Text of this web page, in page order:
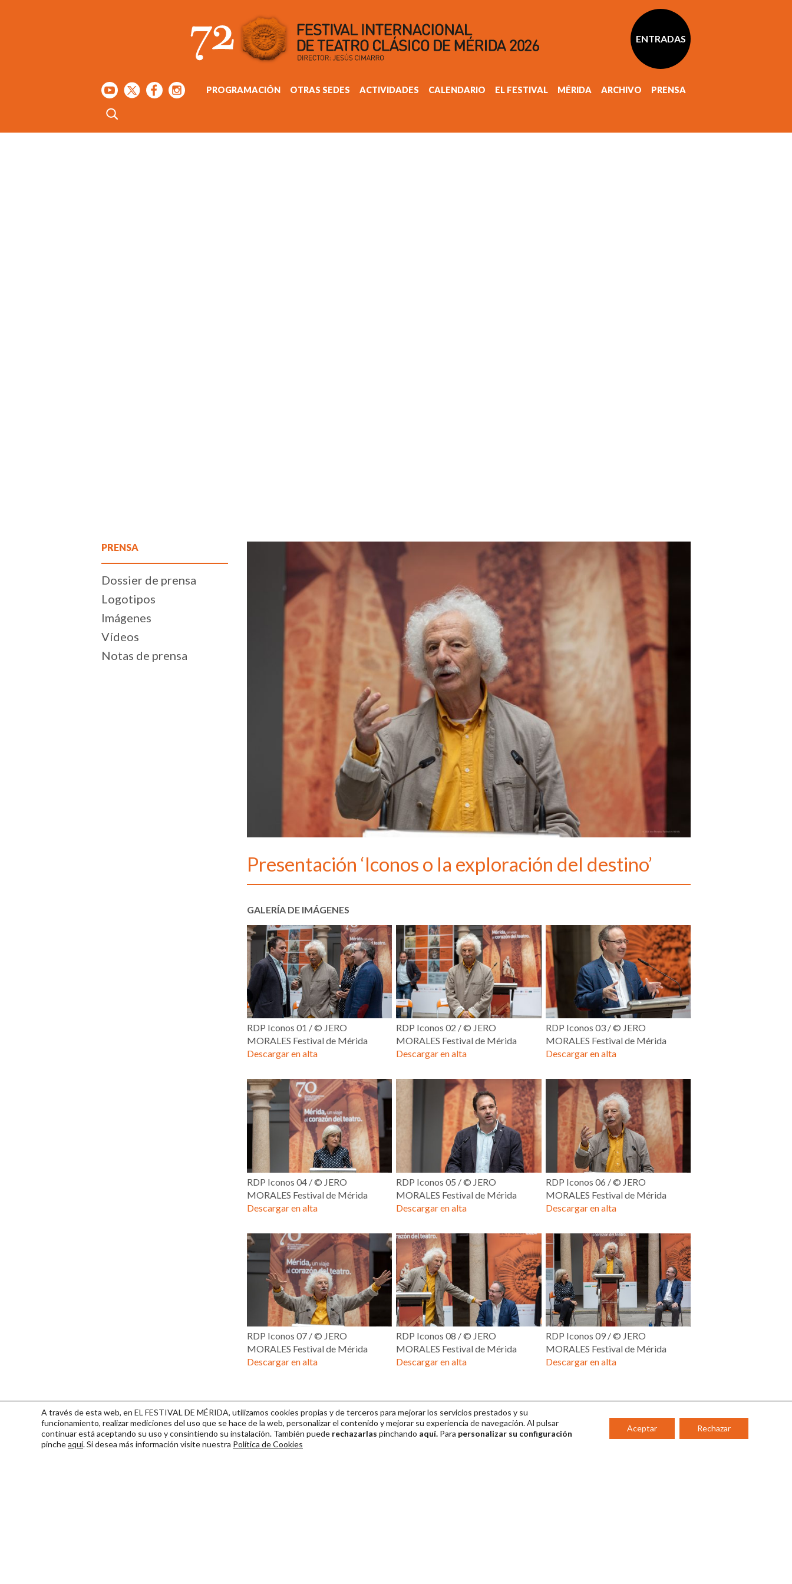
ENTRADAS
PROGRAMACIÓN OTRAS SEDES ACTIVIDADES CALENDARIO EL FESTIVAL MÉRIDA ARCHIVO PRENSA
PRENSA
Dossier de prensa
Logotipos
Imágenes
Vídeos
Notas de prensa
Presentación ‘Iconos o la exploración del destino’
GALERÍA DE IMÁGENES
RDP Iconos 01 / © JERO
MORALES Festival de Mérida
Descargar en alta
RDP Iconos 02 / © JERO
MORALES Festival de Mérida
Descargar en alta
RDP Iconos 03 / © JERO
MORALES Festival de Mérida
Descargar en alta
RDP Iconos 04 / © JERO
MORALES Festival de Mérida
Descargar en alta
RDP Iconos 05 / © JERO
MORALES Festival de Mérida
Descargar en alta
RDP Iconos 06 / © JERO
MORALES Festival de Mérida
Descargar en alta
RDP Iconos 07 / © JERO
MORALES Festival de Mérida
Descargar en alta
RDP Iconos 08 / © JERO
MORALES Festival de Mérida
Descargar en alta
RDP Iconos 09 / © JERO
MORALES Festival de Mérida
Descargar en alta
A través de esta web, en EL FESTIVAL DE MÉRIDA, utilizamos cookies propias y de terceros para mejorar los servicios prestados y su
funcionamiento, realizar mediciones del uso que se hace de la web, personalizar el contenido y mejorar su experiencia de navegación. Al pulsar
continuarestá aceptando su uso y consintiendo su instalación. También puede rechazarlas pinchando aquí. Para personalizar su configuración
pincheaquí. Si desea más información visite nuestra Política de Cookies
Aceptar Rechazar